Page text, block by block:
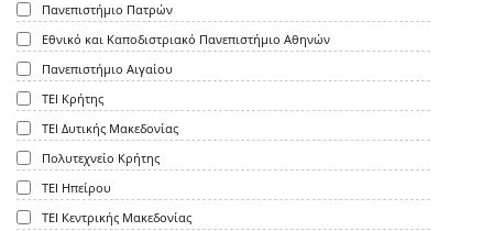
Πανεπιστήμιο Πατρών
Εθνικό και Καποδιστριακό Πανεπιστήμιο Αθηνών
Πανεπιστήμιο Αιγαίου
ΤΕΙ Κρήτης
ΤΕΙ Δυτικής Μακεδονίας
Πολυτεχνείο Κρήτης
ΤΕΙ Ηπείρου
ΤΕΙ Κεντρικής Μακεδονίας